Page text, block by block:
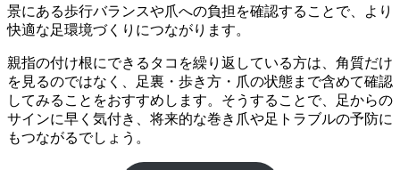
景にある歩行バランスや爪への負担を確認することで、より
快適な足環境づくりにつながります。
親指の付け根にできるタコを繰り返している方は、角質だけ
を見るのではなく、足裏・歩き方・爪の状態まで含めて確認
してみることをおすすめします。そうすることで、足からの
サインに早く気付き、将来的な巻き爪や足トラブルの予防に
もつながるでしょう。